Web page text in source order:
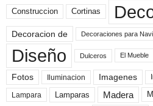
Construccion Cortinas
Decoracion de Decoraciones para
Diseño Dulceros El Mueble
Fotos Iluminacion Imagenes
Lampara Lamparas Madera